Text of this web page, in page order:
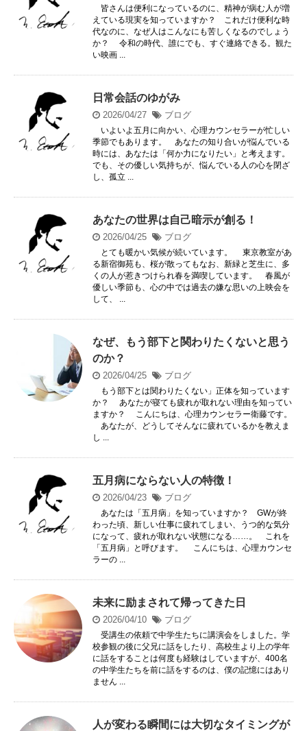
皆さんは便利になっているのに、精神が病む人が増
えている現実を知っていますか？ これだけ便利な時
代なのに、なぜ人はこんなにも苦しくなるのでしょう
か？ 令和の時代、誰にでも、すぐ連絡できる。観た
い映画 ...
日常会話のゆがみ
2026/04/27 ブログ
いよいよ五月に向かい、心理カウンセラーが忙しい
季節でもあります。 あなたの知り合いが悩んでいる
時には、あなたは「何か力になりたい」と考えます。
でも、その優しい気持ちが、悩んでいる人の心を閉ざ
し、孤立 ...
あなたの世界は自己暗示が創る！
2026/04/25 ブログ
とても暖かい気候が続いています。 東京教室があ
る新宿御苑も、桜が散ってもなお、新緑と芝生に、多
くの人が惹きつけられ春を満喫しています。 春風が
優しい季節も、心の中では過去の嫌な思いの上映会を
して、 ...
なぜ、もう部下と関わりたくないと思う
のか？
2026/04/25 ブログ
もう部下とは関わりたくない」正体を知っています
か？ あなたが寝ても疲れが取れない理由を知ってい
ますか？ こんにちは、心理カウンセラー衛藤です。
あなたが、どうしてそんなに疲れているかを教えま
し ...
五月病にならない人の特徴！
2026/04/23 ブログ
あなたは「五月病」を知っていますか？ GWが終
わった頃、新しい仕事に疲れてしまい、うつ的な気分
になって、疲れが取れない状態になる……。 これを
「五月病」と呼びます。 こんにちは、心理カウンセ
ラーの ...
未来に励まされて帰ってきた日
2026/04/10 ブログ
受講生の依頼で中学生たちに講演会をしました。学
校参観の後に父兄に話をしたり、高校生より上の学年
に話をすることは何度も経験はしていますが、400名
の中学生たちを前に話をするのは、僕の記憶にはあり
ません ...
人が変わる瞬間には大切なタイミングが